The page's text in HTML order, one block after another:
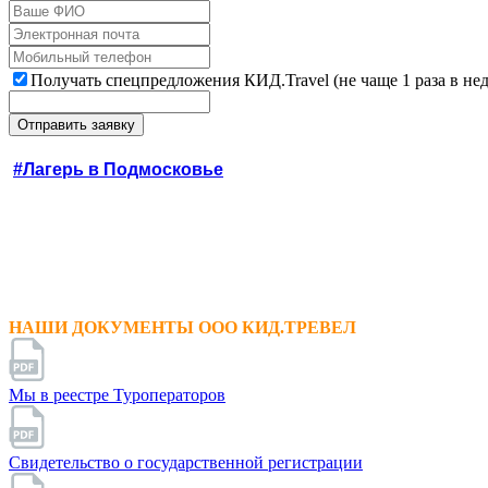
Получать спецпредложения КИД.Travel (не чаще 1 раза в
#Лагерь в Подмосковье
НАШИ ДОКУМЕНТЫ ООО КИД.ТРЕВЕЛ
Мы в реестре Туроператоров
Свидетельство о государственной регистрации